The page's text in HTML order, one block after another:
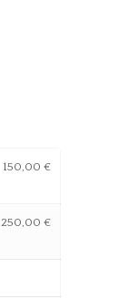
150,00 €
250,00 €